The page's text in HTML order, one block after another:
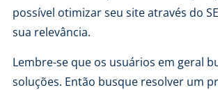
possível otimizar seu site através do
sua relevância.
Lembre-se que os usuários em geral
soluções. Então busque resolver um